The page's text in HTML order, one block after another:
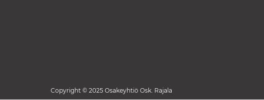
Copyright © 2025 Osakeyhtiö Osk. Rajala